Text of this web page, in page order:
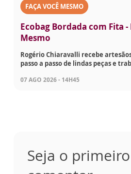
FAÇA VOCÊ MESMO
Ecobag Bordada com Fita -
Mesmo
Rogério Chiaravalli recebe
passo a passo de lindas peças e
07 AGO 2026 - 14H45
Seja o